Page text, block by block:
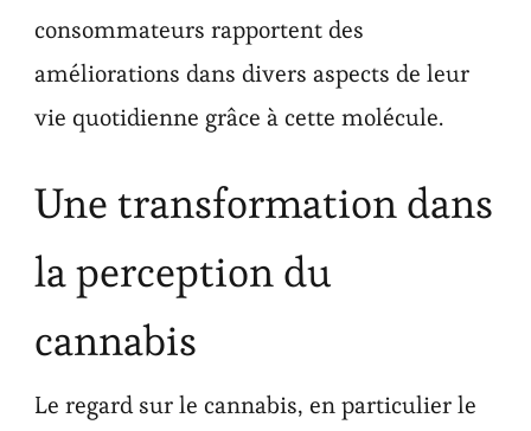
consommateurs rapportent des
améliorations dans divers aspects de leur
vie quotidienne grâce à cette molécule.
Une transformation dans
la perception du
cannabis
Le regard sur le cannabis, en particulier le